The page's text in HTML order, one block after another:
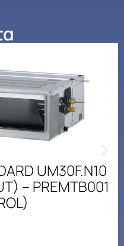
UM30F.N10
– PREMTB001